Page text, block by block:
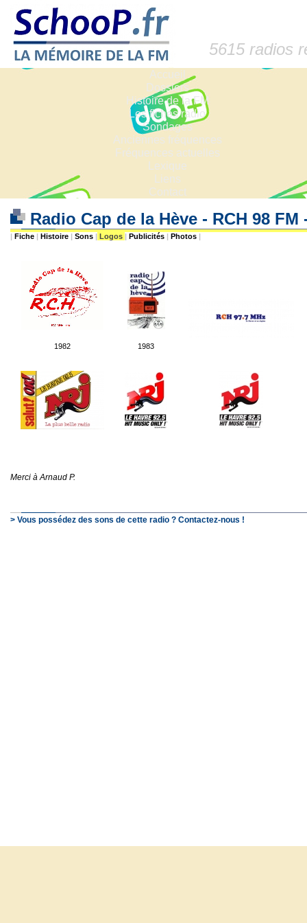
5615 radios
Accueil
Dossiers
Histoire de la FM
Les fiches radio
Sondages
Anciennes fréquences
Fréquences actuelles
Lexique
Liens
Contact
Radio Cap de la Hève - RCH 98
| Fiche | Histoire | Sons | Logos | Publicités | Photos |
1982 1983
Merci à Arnaud P.
> Vous possédez des sons de cette radio ? Contactez-nous !